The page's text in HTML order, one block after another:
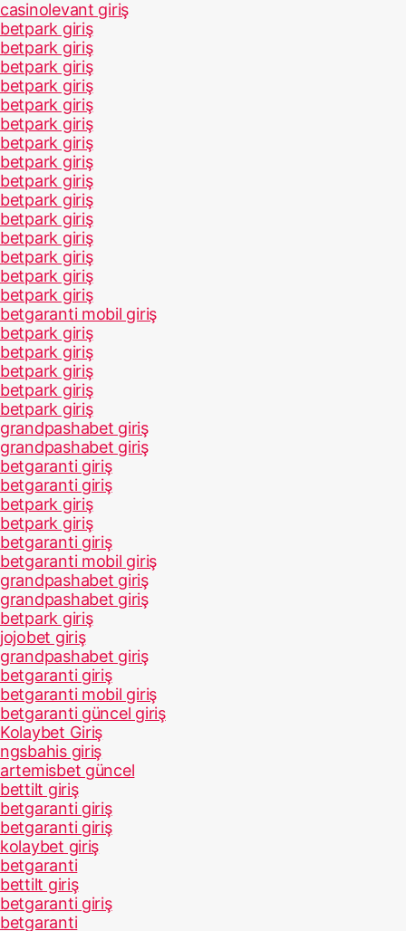
casinolevant giriş
betpark giriş
betpark giriş
betpark giriş
betpark giriş
betpark giriş
betpark giriş
betpark giriş
betpark giriş
betpark giriş
betpark giriş
betpark giriş
betpark giriş
betpark giriş
betpark giriş
betpark giriş
betgaranti mobil giriş
betpark giriş
betpark giriş
betpark giriş
betpark giriş
betpark giriş
grandpashabet giriş
grandpashabet giriş
betgaranti giriş
betgaranti giriş
betpark giriş
betpark giriş
betgaranti giriş
betgaranti mobil giriş
grandpashabet giriş
grandpashabet giriş
betpark giriş
jojobet giriş
grandpashabet giriş
betgaranti giriş
betgaranti mobil giriş
betgaranti güncel giriş
Kolaybet Giriş
ngsbahis giriş
artemisbet güncel
bettilt giriş
betgaranti giriş
betgaranti giriş
kolaybet giriş
betgaranti
bettilt giriş
betgaranti giriş
betgaranti